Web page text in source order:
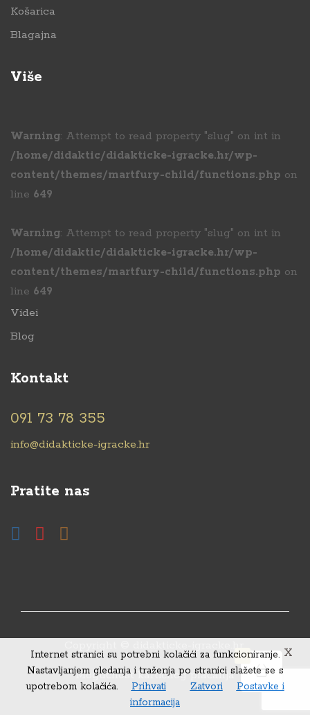
Košarica
Blagajna
Više
Warning: Attempt to read property "slug" on int in
/home/didaktic/didakticke-igracke.hr/wp-
content/themes/martfury-child/functions.php on
line 649
Warning: Attempt to read property "slug" on int in
/home/didaktic/didakticke-igracke.hr/wp-
content/themes/martfury-child/functions.php on
line 649
Videi
Blog
Kontakt
091 73 78 355
info@didakticke-igracke.hr
Pratite nas
Mogućnost kartičnog plaćanja
0
Internet stranici su potrebni kolačići za funkcioniranje.
Nastavljanjem gledanja i traženja po stranici slažete se s
upotrebom kolačića.
Prihvati Zatvori
Postavke i
informacija
X